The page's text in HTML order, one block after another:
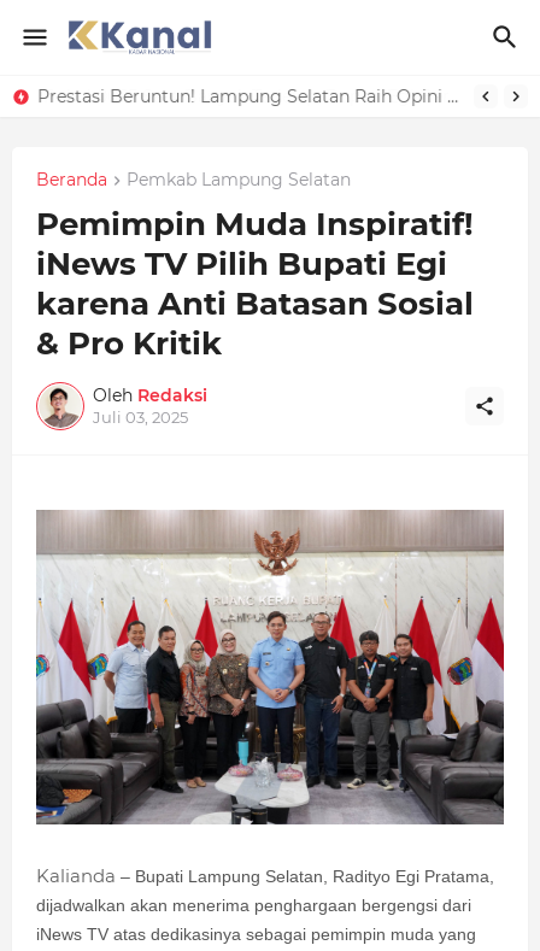
Prestasi Beruntun! Lampung Selatan Raih Opini Kualitas Tinggi Penilaian Maladministrasi Pelayanan Publik 2025
Beranda Pemkab Lampung Selatan
Pemimpin Muda Inspiratif!
iNews TV Pilih Bupati Egi
karena Anti Batasan Sosial
& Pro Kritik
Oleh Redaksi
Juli 03, 2025
Kalianda – Bupati Lampung Selatan, Radityo Egi Pratama,
dijadwalkan akan menerima penghargaan bergengsi dari
iNews TV atas dedikasinya sebagai pemimpin muda yang